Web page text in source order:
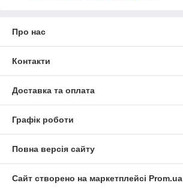
Про нас
Контакти
Доставка та оплата
Графік роботи
Повна версія сайту
Сайт створено на маркетплейсі Prom.ua